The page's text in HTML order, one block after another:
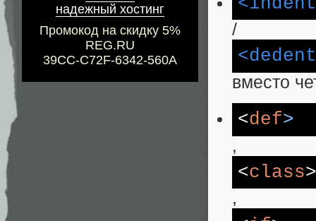
надежный хостинг
Промокод на скидку 5%
REG.RU
39CC-C72F-6342-560A
/
вместо
<def>
,
<class
,